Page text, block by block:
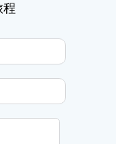
作部署，汇聚链
程